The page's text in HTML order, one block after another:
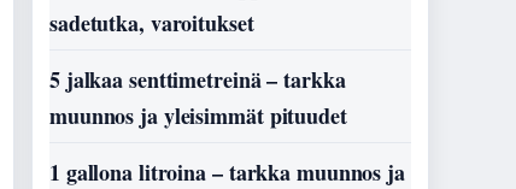
sadetutka, varoitukset
5 jalkaa senttimetreinä – tarkka
muunnos ja yleisimmät pituudet
1 gallona litroina – tarkka muunnos ja